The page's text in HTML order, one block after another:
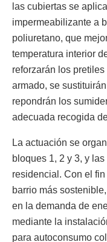
las cubiertas se
impermeabilizante a
poliuretano, que
temperatura interior
reforzarán los
armado, se
repondrán los
adecuada recogida
La actuación se
bloques 1, 2 y 3, y
residencial. Con el
barrio más
en la demanda de
mediante la
para autoconsumo